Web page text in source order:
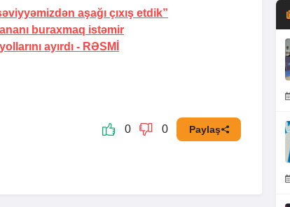
aşağı çıxış etdik”
buraxmaq istəmir
ayırdı - RƏSMİ
0 0 Paylaş